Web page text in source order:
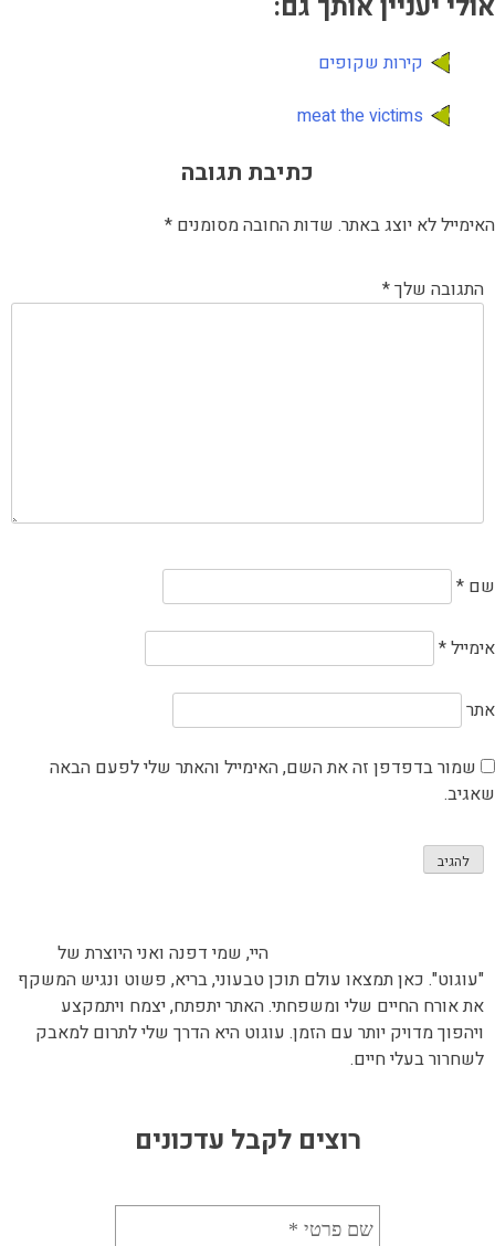
קירות שקופים
meat the victims
כתיבת תגובה
האימייל לא יוצג באתר. שדות החובה מסומנים *
התגובה שלך*
שם *
אימייל*
אתר
שמור בדפדפן זה את השם, האימייל והאתר שלי לפעם הבאה
שאגיב.
היי, שמי דפנה ואני היוצרת של
"עוגוט". כאן תמצאו עולם תוכן טבעוני, בריא, פשוט ונגיש המשקף
את אורח החיים שלי ומשפחתי. האתר יתפתח, יצמח ויתמקצע
ויהפוך מדויק יותר עם הזמן. עוגוט היא הדרך שלי לתרום למאבק
לשחרור בעלי חיים.
רוצים לקבל עדכונים